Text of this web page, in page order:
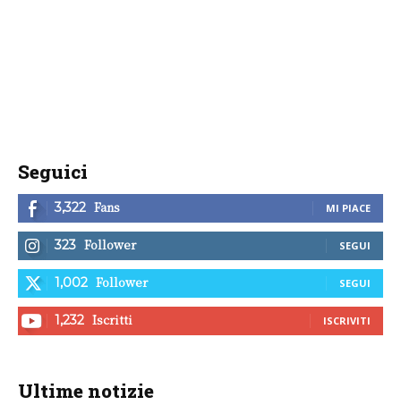
Seguici
3,322 Fans MI PIACE
323 Follower SEGUI
1,002 Follower SEGUI
1,232 Iscritti ISCRIVITI
Ultime notizie